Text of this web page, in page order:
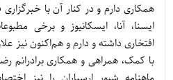
همکاری دارم و در کنار آن با
ایسنا، آنا، ایسکانیوز و برخی
افتخاری داشته و دارم و هم‌اکنون نیز
با کمک، همراهی و همکاری برادرانم